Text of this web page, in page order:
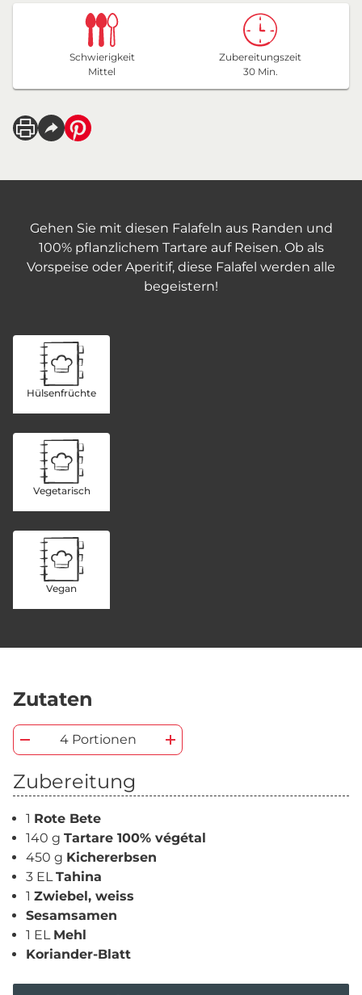
Schwierigkeit
Mittel
Zubereitungszeit
30 Min.
Gehen Sie mit diesen Falafeln aus Randen und
100% pflanzlichem Tartare auf Reisen. Ob als
Vorspeise oder Aperitif, diese Falafel werden alle
begeistern!
Hülsenfrüchte
Vegetarisch
Vegan
Zutaten
4 Portionen
Zubereitung
1 Rote Bete
140 g Tartare 100% végétal
450 g Kichererbsen
3 ELTahina
1 Zwiebel, weiss
Sesamsamen
1 EL Mehl
Koriander-Blatt